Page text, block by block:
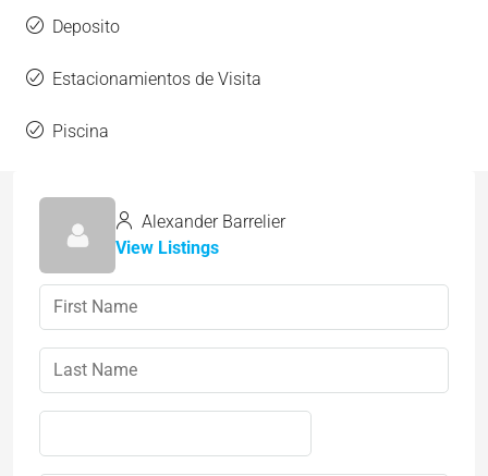
Deposito
Estacionamientos de Visita
Piscina
Alexander Barrelier
View Listings